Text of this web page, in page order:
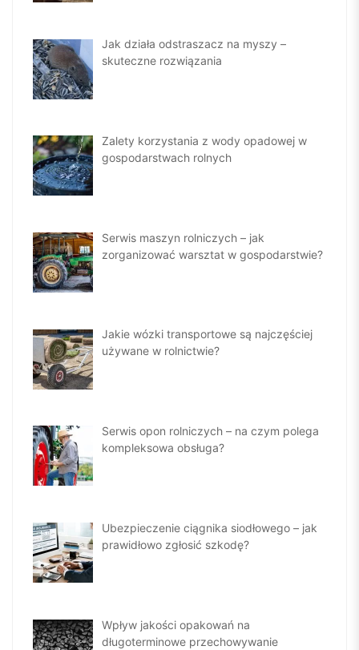
Jak działa odstraszacz na myszy –
skuteczne rozwiązania
Zalety korzystania z wody opadowej w
gospodarstwach rolnych
Serwis maszyn rolniczych – jak
zorganizować warsztat w gospodarstwie?
Jakie wózki transportowe są najczęściej
używane w rolnictwie?
Serwis opon rolniczych – na czym polega
kompleksowa obsługa?
Ubezpieczenie ciągnika siodłowego – jak
prawidłowo zgłosić szkodę?
Wpływ jakości opakowań na
długoterminowe przechowywanie